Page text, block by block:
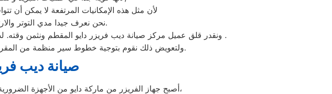
لأن مثل هذه الإمكانيات المرتفعة لا يمكن أن
نحن نعرف جيدا مدي التوتر والارتباك عند حدوث عطل في ثلاجة دايو.
ونقدر قلق عميل مركز صيانة ديب فريزر دايو المقطم ونثمن وقته. لذلك عادة هناك بعض المحافظات لايوجد بها فروع لنا اوالفرع تحت الانشاء .
ولتعويض ذلك نقوم بتوجية خطوط سير منظمة من المقر الرئيسي لمركز صيانة ثلاجات دايو المقطم لتلك المحافظات.
صيانة ديب
أصبح جهاز الفريزر من ماركة دايو من الأجهزة الضرورية داخل كافة البيوت، وفقًا لمميزات ديب فريزر دايو العديدة،